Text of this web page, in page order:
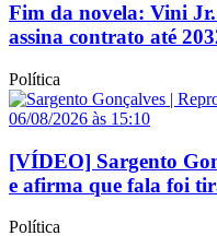
Fim da novela: Vini
assina contrato até
Política
06/08/2026 às 15:10
[VÍDEO] Sargento
e afirma que fala foi
Política